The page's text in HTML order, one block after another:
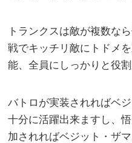
トランクスは敵が複数な
戦でキッチリ敵にトドメ
能、全員にしっかりと役割
バトロが実装されればベ
十分に活躍出来ますし、
加されればベジット・ザ